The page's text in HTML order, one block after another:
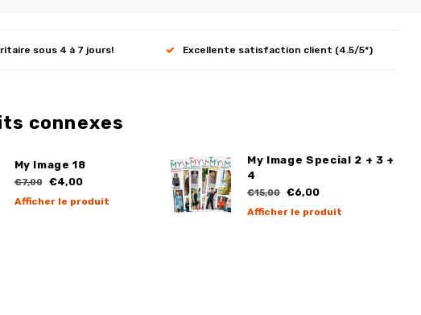
sous 4 à 7 jours! Excellente satisfaction client (4.5/5*)
connexes
My Image 18
€7,00 €4,00
Afficher le produit
My Image Special 2 + 3 +
4
€15,00 €6,00
Afficher le produit